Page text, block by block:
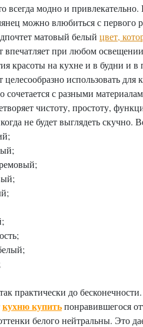
всегда модно и
можно влюбиться с первого
матовый белый цвет,
при любом
красоты на кухне и в будни и в
использовать для
с разными
чистоту, простоту,
не будет выглядеть скучно.
практически до бесконечности.
кухню купитьпонравившегося
белого нейтральны. Это